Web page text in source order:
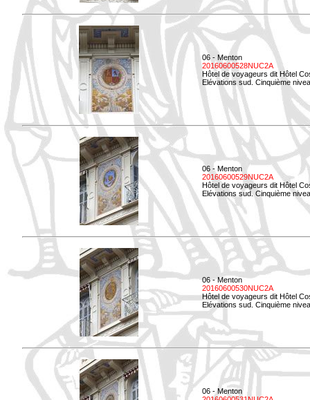
06 - Menton
20160600528NUC2A
Hôtel de voyageurs dit Hôtel
Elévations sud. Cinquième
06 - Menton
20160600529NUC2A
Hôtel de voyageurs dit Hôtel
Elévations sud. Cinquième
06 - Menton
20160600530NUC2A
Hôtel de voyageurs dit Hôtel
Elévations sud. Cinquième
06 - Menton